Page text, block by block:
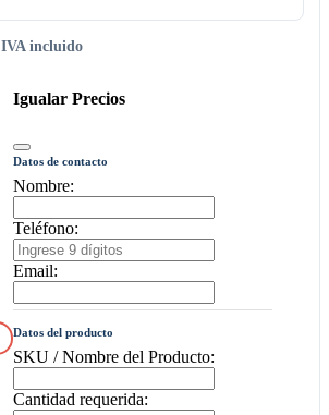
IVA incluido
Igualar Precios
Datos de contacto
Nombre:
Teléfono:
Email:
Datos del producto
SKU / Nombre del Producto:
Cantidad requerida: